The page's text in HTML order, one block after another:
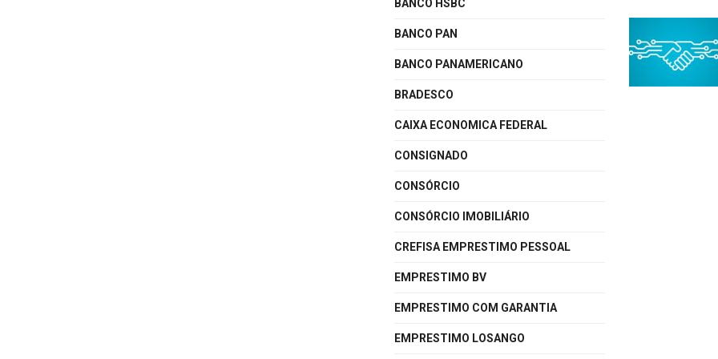
BANCO HSBC
BANCO PAN
BANCO PANAMERICANO
BRADESCO
CAIXA ECONOMICA FEDERAL
CONSIGNADO
CONSÓRCIO
CONSÓRCIO IMOBILIÁRIO
CREFISA EMPRESTIMO PESSOAL
EMPRESTIMO BV
EMPRESTIMO COM GARANTIA
EMPRESTIMO LOSANGO